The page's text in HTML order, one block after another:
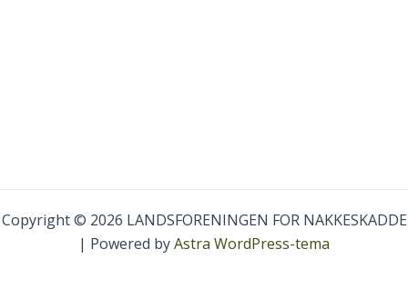
Copyright © 2026 LANDSFORENINGEN FOR NAKKESKADDE
| Powered byAstra WordPress-tema